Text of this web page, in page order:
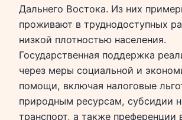
Дальнего Востока. Из них
проживают в труднодоступных
низкой плотностью населения.
Государственная поддержка
через меры социальной и
помощи, включая налоговые
природным ресурсам, субсидии
транспорт, а также преференции